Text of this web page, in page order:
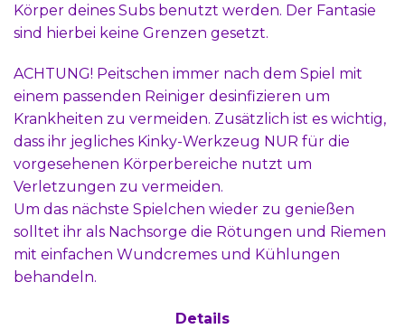
Körper deines Subs benutzt werden. Der Fantasie
sind hierbei keine Grenzen gesetzt.
ACHTUNG! Peitschen immer nach dem Spiel mit
einem passenden Reiniger desinfizieren um
Krankheiten zu vermeiden. Zusätzlich ist es wichtig,
dass ihr jegliches Kinky-Werkzeug NUR für die
vorgesehenen Körperbereiche nutzt um
Verletzungen zu vermeiden.
Um das nächste Spielchen wieder zu genießen
solltet ihr als Nachsorge die Rötungen und Riemen
mit einfachen Wundcremes und Kühlungen
behandeln.
Details